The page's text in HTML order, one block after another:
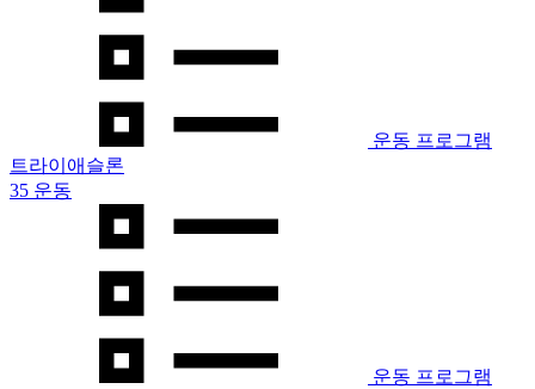
운동 프로그램
트라이애슬론
35 운동
운동 프로그램